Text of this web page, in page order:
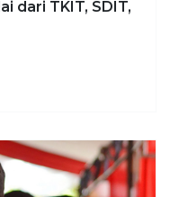
dari TKIT, SDIT,